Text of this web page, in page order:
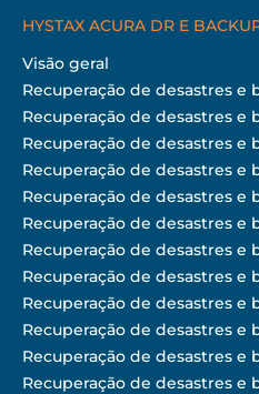
HYSTAX ACURA DR E
Visão geral
Recuperação de desastres e
Recuperação de desastres e
Recuperação de desastres e
Recuperação de desastres e
Recuperação de desastres e
Recuperação de desastres e
Recuperação de desastres e
Recuperação de desastres e
Recuperação de desastres e
Recuperação de desastres e
Recuperação de desastres e
Recuperação de desastres e